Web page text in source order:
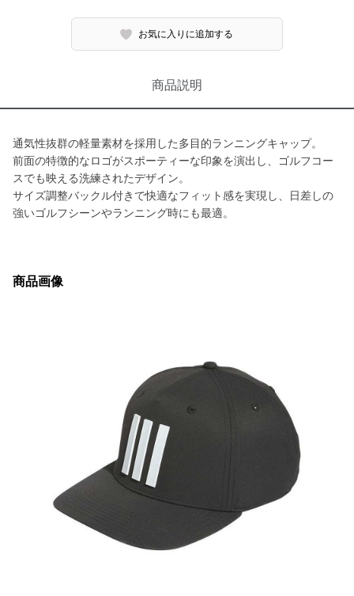
お気に入りに追加する
商品説明
通気性抜群の軽量素材を採用した多目的ランニングキャップ。
前面の特徴的なロゴがスポーティーな印象を演出し、ゴルフコー
スでも映える洗練されたデザイン。
サイズ調整バックル付きで快適なフィット感を実現し、日差しの
強いゴルフシーンやランニング時にも最適。
商品画像